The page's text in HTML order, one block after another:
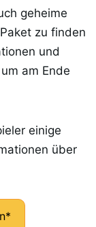
geheime
zu finden
und
am Ende
einige
über